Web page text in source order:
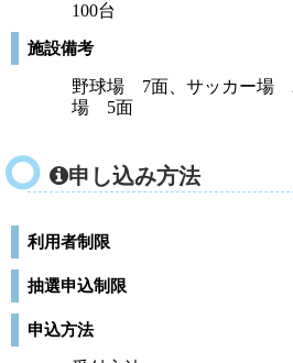
100台
施設備考
野球場 7面、サッカー場
場 5面
申し込み方法
利用者制限
抽選申込制限
申込方法